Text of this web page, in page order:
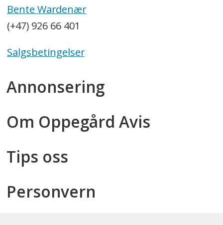
Bente Wardenær
(+47) 926 66 401
Salgsbetingelser
Annonsering
Om Oppegård Avis
Tips oss
Personvern